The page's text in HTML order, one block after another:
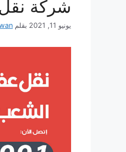
شركة
يونيو 11, 2021 بقلم